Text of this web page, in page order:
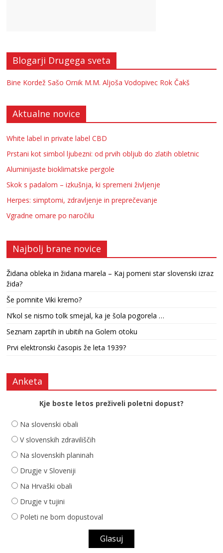
Blogarji Drugega sveta
Bine Kordež Sašo Ornik M.M. Aljoša Vodopivec Rok Čakš
Aktualne novice
White label in private label CBD
Prstani kot simbol ljubezni: od prvih obljub do zlatih obletnic
Aluminijaste bioklimatske pergole
Skok s padalom – izkušnja, ki spremeni življenje
Herpes: simptomi, zdravljenje in preprečevanje
Vgradne omare po naročilu
Najbolj brane novice
Židana obleka in židana marela – Kaj pomeni star slovenski izraz
žida?
Še pomnite Viki kremo?
N’kol se nismo tolk smejal, ka je šola pogorela …
Seznam zaprtih in ubitih na Golem otoku
Prvi elektronski časopis že leta 1939?
Anketa
Kje boste letos preživeli poletni dopust?
Na slovenski obali
V slovenskih zdraviliščih
Na slovenskih planinah
Drugje v Sloveniji
Na Hrvaški obali
Drugje v tujini
Poleti ne bom dopustoval